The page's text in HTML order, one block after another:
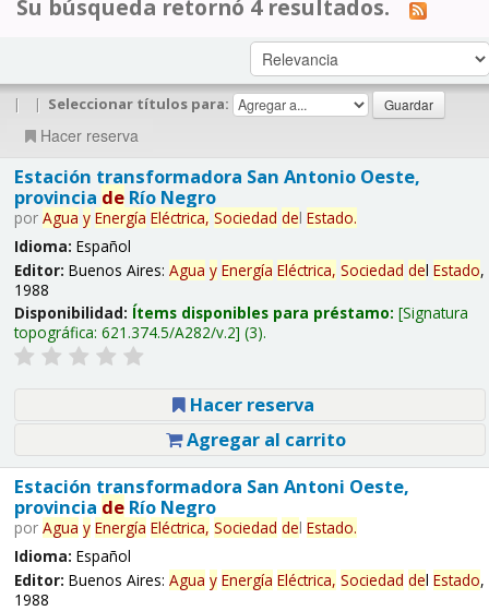
Su búsqueda retornó 4 resultados.
| | Seleccionar títulos para:
Hacer reserva
Estación transformadora San Antonio Oeste,
provincia deRío Negro
por Agua y Energía Eléctrica, Sociedad del Estado.
Idioma: Español
Editor: Buenos Aires: Agua y Energía Eléctrica, Sociedad del Estado,
1988
Disponibilidad: Ítems disponibles para préstamo: Signatura
topográfica: 621.374.5/A282/v.2 (3).
Hacer reserva
Agregar al carrito
Estación transformadora San Antoni Oeste,
provincia deRío Negro
por Agua y Energía Eléctrica, Sociedad del Estado.
Idioma: Español
Editor: Buenos Aires: Agua y Energía Eléctrica, Sociedad del Estado,
1988